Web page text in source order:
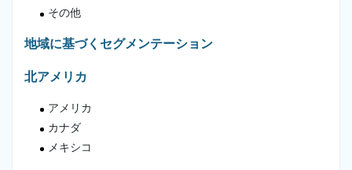
その他
地域に基づくセグメンテーション
北アメリカ
アメリカ
カナダ
メキシコ